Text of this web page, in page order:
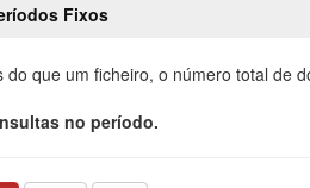
Fixos
do que um ficheiro, o número total de
no período.